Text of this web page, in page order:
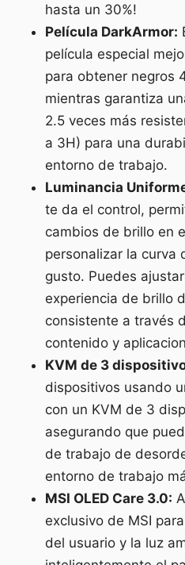
hasta un 30%!
Película DarkArmor:
película especial
para obtener negros
mientras garantiza
2.5 veces más
a 3H) para una
entorno de trabajo.
Luminancia
te da el control,
cambios de brillo en
personalizar la curva
gusto. Puedes
experiencia de brillo
consistente a través
contenido y
KVM de 3
dispositivos usando
con un KVM de 3
asegurando que
de trabajo de
entorno de trabajo
MSI OLED Care 3.0:
exclusivo de MSI
del usuario y la luz